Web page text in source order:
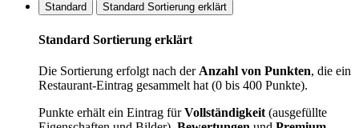
Standard Standard Sortierung erklärt
Standard Sortierung erklärt
Die Sortierung erfolgt nach der Anzahl von Punkten, die ein
Restaurant-Eintrag gesammelt hat (0 bis 400 Punkte).
Punkte erhält ein Eintrag fürVollständigkeit (ausgefüllte